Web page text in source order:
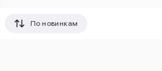
По новинкам